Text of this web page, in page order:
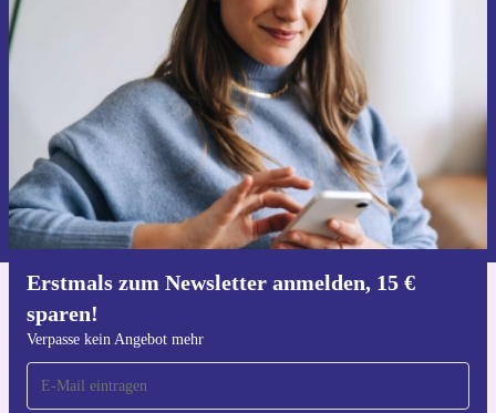
Erstmals zum Newsletter anmelden, 15 €
sparen!
Verpasse kein Angebot mehr
15 € sparen!
Verpasse kein Angebot mehr.
Gutschein anfordern
Informationen über die Verwendung personenbezogener Daten findest
du in unsererDatenschutzerklärung.
Für iOS und Android